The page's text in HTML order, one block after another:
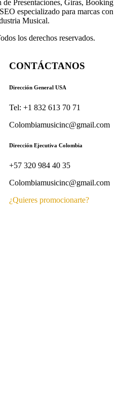
Presentaciones, Giras, Booking
especializado para marcas con
Musical.
los derechos reservados.
CONTÁCTANOS
Dirección General USA
Tel: +1 832 613 70 71
Colombiamusicinc@gmail.com
Dirección Ejecutiva Colombia
+57 320 984 40 35
Colombiamusicinc@gmail.com
¿Quieres promocionarte?